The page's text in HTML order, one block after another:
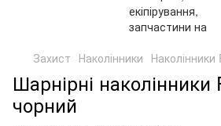
Захист Наколінники Наколінники
Шарнірні наколінники
чорний